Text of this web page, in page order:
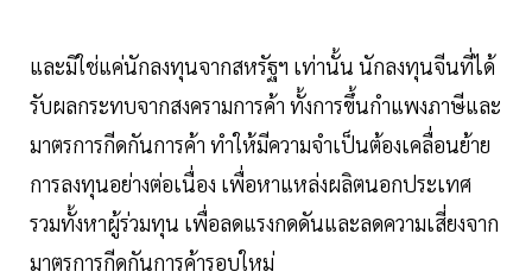
และมิใช่แค่นักลงทุนจากสหรัฐฯ เท่านั้น นักลงทุนจีนที่ได้
รับผลกระทบจากสงครามการค้า ทั้งการขึ้นกำแพงภาษีและ
มาตรการกีดกันการค้า ทำให้มีความจำเป็นต้องเคลื่อนย้าย
การลงทุนอย่างต่อเนื่อง เพื่อหาแหล่งผลิตนอกประเทศ
รวมทั้งหาผู้ร่วมทุน เพื่อลดแรงกดดันและลดความเสี่ยงจาก
มาตรการกีดกันการค้ารอบใหม่